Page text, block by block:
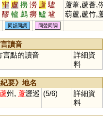
牢 盧 撈 澇 廬 驢
醪 轤 鸕 癆 鱸 壚
嶗 纑 艫 獹 簩 攎
蠦 罏 籚 謱 蟧 僗
蘆葦,蘆薈,依
葫蘆,蘆竹,蘆
洲,蘆筍,蘆花
同韻同調 同聲同調
讀音
言點的讀音
詳細資
料
紀要》地名
蘆州, 蘆瀝巡 (5/6)
詳細資
料